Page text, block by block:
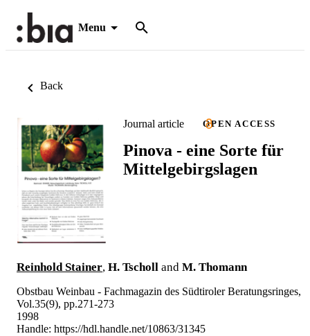
Menu
Back
Journal article OPEN ACCESS
Pinova - eine Sorte für
Mittelgebirgslagen
Reinhold Stainer, H. Tscholl and M. Thomann
Obstbau Weinbau - Fachmagazin des Südtiroler Beratungsringes,
Vol.35(9), pp.271-273
1998
Handle: https://hdl.handle.net/10863/31345